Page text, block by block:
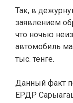
Так, в
заявлением
что ночью
автомобиль
тыс. тенге.
Данный факт
ЕРДР